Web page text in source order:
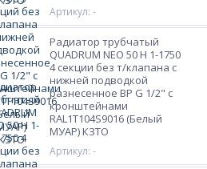
Артикул: -
Радиатор трубчатый
QUADRUM NEO 50 H 1-1750
4 секции без т/клапана с
нижней подводкой
разнесенное ВР G 1/2" с
кронштейнами
RAL1T104S9016 (Белый
МУАР) КЗТО
Артикул: -